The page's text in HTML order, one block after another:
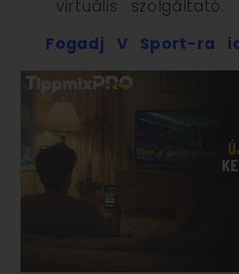
virtuális szolgáltató.
Fogadj V Sport-ra